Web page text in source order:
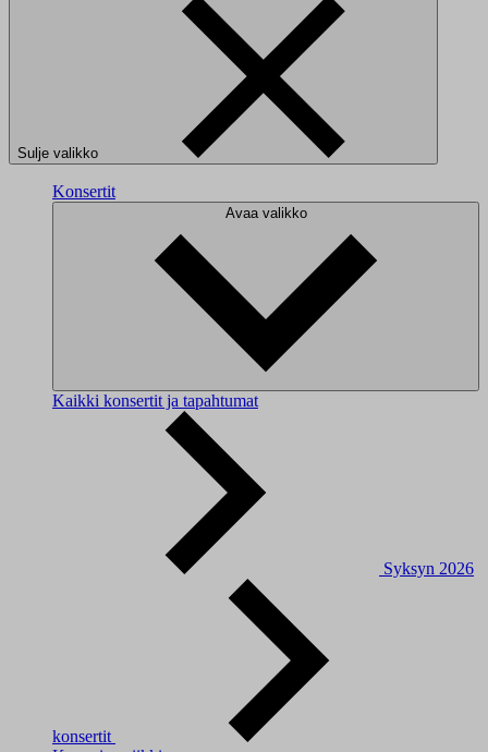
Sulje valikko
Konsertit
Avaa valikko
Kaikki konsertit ja tapahtumat
Syksyn 2026
konsertit